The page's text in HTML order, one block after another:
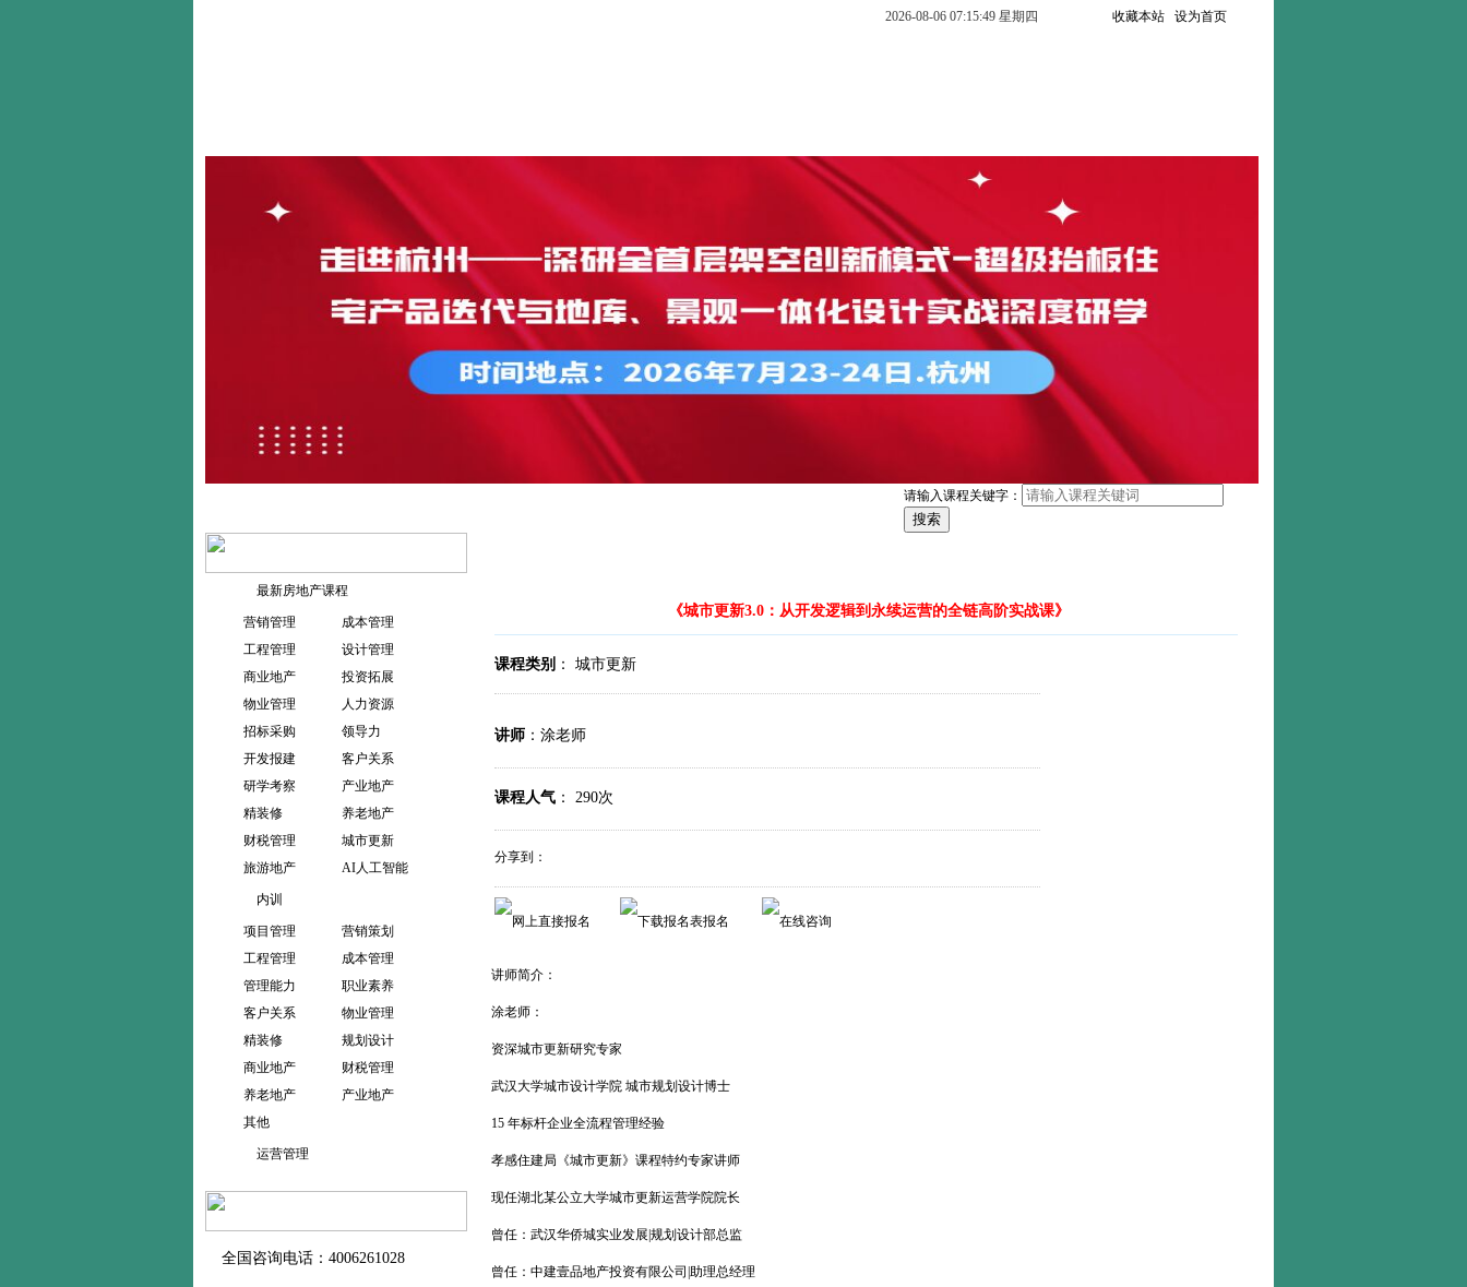
2026-08-06 07:15:50 星期四 收藏本站 设为首页
请输入课程关键字：
最新房地产课程
营销管理
成本管理
工程管理
设计管理
商业地产
投资拓展
物业管理
人力资源
招标采购
领导力
开发报建
客户关系
研学考察
产业地产
精装修
养老地产
财税管理
城市更新
旅游地产
AI人工智能
内训
项目管理
营销策划
工程管理
成本管理
管理能力
职业素养
客户关系
物业管理
精装修
规划设计
商业地产
财税管理
养老地产
产业地产
其他
运营管理
全国咨询电话：4006261028
《城市更新3.0：从开发逻辑到永续运营的全链高阶实战课》
课程类别 ： 城市更新
讲师：涂老师
课程人气： 290次
分享到：
讲师简介：
涂老师：
资深城市更新研究专家
武汉大学城市设计学院 城市规划设计博士
15 年标杆企业全流程管理经验
孝感住建局《城市更新》课程特约专家讲师
现任湖北某公立大学城市更新运营学院院长
曾任：武汉华侨城实业发展|规划设计部总监
曾任：中建壹品地产投资有限公司|助理总经理